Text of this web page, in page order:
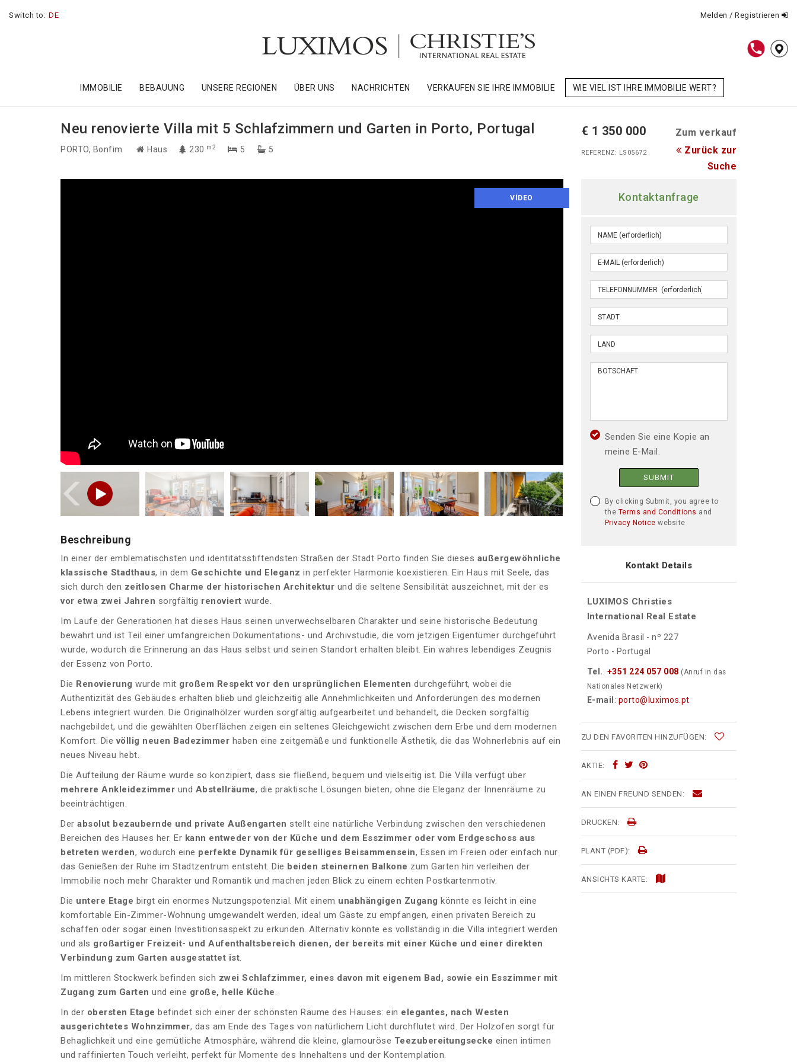
Switch to: DE Melden / Registrieren
IMMOBILIE BEBAUUNG UNSERE REGIONEN ÜBER UNS NACHRICHTEN VERKAUFEN SIE IHRE IMMOBILIE WIE VIEL IST IHRE IMMOBILIE WERT?
Neu renovierte Villa mit 5 Schlafzimmern und Garten in Porto, Portugal
PORTO, Bonfim Haus 230 m2 5 5
€ 1 350 000 Zum verkauf
REFERENZ: LS05672
Zurück zur
Suche
VÍDEO
Beschreibung
In einer der emblematischsten und identitätsstiftendsten Straßen der Stadt Porto finden Sie dieses außergewöhnliche
klassische Stadthaus, in dem Geschichte und Eleganz in perfekter Harmonie koexistieren. Ein Haus mit Seele, das
sich durch den zeitlosen Charme der historischen Architektur und die seltene Sensibilität auszeichnet, mit der es
vor etwa zwei Jahren sorgfältig renoviert wurde.
Im Laufe der Generationen hat dieses Haus seinen unverwechselbaren Charakter und seine historische Bedeutung
bewahrt und ist Teil einer umfangreichen Dokumentations- und Archivstudie, die vom jetzigen Eigentümer durchgeführt
wurde, wodurch die Erinnerung an das Haus selbst und seinen Standort erhalten bleibt. Ein wahres lebendiges Zeugnis
der Essenz von Porto.
Die Renovierung wurde mit großem Respekt vor den ursprünglichen Elementen durchgeführt, wobei die
Authentizität des Gebäudes erhalten blieb und gleichzeitig alle Annehmlichkeiten und Anforderungen des modernen
Lebens integriert wurden. Die Originalhölzer wurden sorgfältig aufgearbeitet und behandelt, die Decken sorgfältig
nachgebildet, und die gewählten Oberflächen zeigen ein seltenes Gleichgewicht zwischen dem Erbe und dem modernen
Komfort. Die völlig neuen Badezimmer haben eine zeitgemäße und funktionelle Ästhetik, die das Wohnerlebnis auf ein
neues Niveau hebt.
Die Aufteilung der Räume wurde so konzipiert, dass sie fließend, bequem und vielseitig ist. Die Villa verfügt über
mehrere Ankleidezimmer und Abstellräume, die praktische Lösungen bieten, ohne die Eleganz der Innenräume zu
beeinträchtigen.
Der absolut bezaubernde und private Außengarten stellt eine natürliche Verbindung zwischen den verschiedenen
Bereichen des Hauses her. Er kann entweder von der Küche und dem Esszimmer oder vom Erdgeschoss aus
betreten werden, wodurch eine perfekte Dynamik für geselliges Beisammensein, Essen im Freien oder einfach nur
das Genießen der Ruhe im Stadtzentrum entsteht. Die beiden steinernen Balkone zum Garten hin verleihen der
Immobilie noch mehr Charakter und Romantik und machen jeden Blick zu einem echten Postkartenmotiv.
Die untere Etage birgt ein enormes Nutzungspotenzial. Mit einem unabhängigen Zugang könnte es leicht in eine
komfortable Ein-Zimmer-Wohnung umgewandelt werden, ideal um Gäste zu empfangen, einen privaten Bereich zu
schaffen oder sogar einen Investitionsaspekt zu erkunden. Alternativ könnte es vollständig in die Villa integriert werden
und als großartiger Freizeit- und Aufenthaltsbereich dienen, der bereits mit einer Küche und einer direkten
Verbindung zum Garten ausgestattet ist.
Im mittleren Stockwerk befinden sich zwei Schlafzimmer, eines davon mit eigenem Bad, sowie ein Esszimmer mit
Zugang zum Garten und eine große, helle Küche.
In der obersten Etage befindet sich einer der schönsten Räume des Hauses: ein elegantes, nach Westen
ausgerichtetes Wohnzimmer, das am Ende des Tages von natürlichem Licht durchflutet wird. Der Holzofen sorgt für
Behaglichkeit und eine gemütliche Atmosphäre, während die kleine, glamouröse Teezubereitungsecke einen intimen
und raffinierten Touch verleiht, perfekt für Momente des Innehaltens und der Kontemplation.
Kontaktanfrage
Senden Sie eine Kopie an
meine E-Mail.
SUBMIT
By clicking Submit, you agree to
the Terms and Conditions and
Privacy Notice website
Kontakt Details
LUXIMOS Christies
International Real Estate
Avenida Brasil - nº 227
Porto - Portugal
Tel.: +351 224 057 008 (Anruf in das
Nationales Netzwerk)
E-mail : porto@luximos.pt
ZU DEN FAVORITEN HINZUFÜGEN:
AKTIE:
AN EINEN FREUND SENDEN:
DRUCKEN:
PLANT (PDF):
ANSICHTS KARTE: